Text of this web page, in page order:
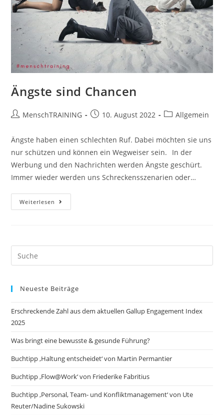
Ängste sind Chancen
Beitrags-
MenschTRAINING
Beitrag10. August 2022
Beitrags-
Allgemein
Ängste haben einen schlechten Ruf. Dabei möchten sie uns
nur schützen und können ein Wegweiser sein.⠀In der
Werbung und den Nachrichten werden Ängste geschürt.
Immer wieder werden uns Schreckensszenarien oder…
Weiterlesen Ängste
Sind
Search
this
Neueste Beiträge
Erschreckende Zahl aus dem aktuellen Gallup Engagement Index
2025
Was bringt eine bewusste & gesunde Führung?
Buchtipp ‚Haltung entscheidet‘ von Martin Permantier
Buchtipp ‚Flow@Work‘ von Friederike Fabritius
Buchtipp ‚Personal, Team- und Konfliktmanagement‘ von Ute
Reuter/Nadine Sukowski